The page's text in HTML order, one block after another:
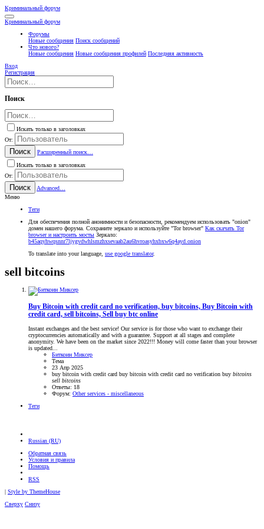
Криминальный форум
Криминальный форум
Форумы
Новые сообщения Поиск сообщений
Что нового?
Новые сообщения Новые сообщения профилей Последняя активность
Вход
Регистрация
Поиск
Искать только в заголовках
От:
Поиск
Расширенный поиск…
Искать только в заголовках
От:
Поиск
Advanced…
Меню
Теги
Для обеспечения полной анонимности и безопасности, рекомендуем использовать "onion"
домен нашего форума. Сохраните зеркало и используйте "Tor browser" Как скачать Tor
browser и настроить мосты Зеркало:
b45aqyhwqsnnr7ljygvdwhlsmzhxsevaab2au6hvroasyhxbxw6q4ayd.onion
To translate into your language, use google translator.
sell bitcoins
Buy Bitcoin with credit card no verification, buy bitcoins, Buy Bitcoin with
credit card, sell bitcoins, Sell buy btc online
Instant exchanges and the best service! Our service is for those who want to exchange their
cryptocurrencies automatically and with a guarantee. Support at all stages and complete
anonymity. We have been on the market since 2022!!! Money will come faster than your browser
is updated...
Биткоин Миксер
Тема
23 Апр 2025
buy bitcoin with credit card buy bitcoin with credit card no verification buy bitcoins
sell bitcoins
Ответы: 18
Форум: Other services - miscellaneous
Теги
Russian (RU)
Обратная связь
Условия и правила
Помощь
RSS
| Style by ThemeHouse
Сверху Снизу